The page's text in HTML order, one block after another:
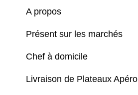
A propos
Présent sur les marchés
Chef à domicile
Livraison de Plateaux Apéro